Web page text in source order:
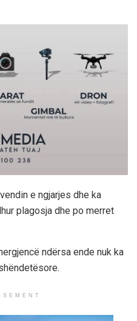
e ngjarjes dhe ka
plagosja dhe po merret
ndërsa ende nuk ka